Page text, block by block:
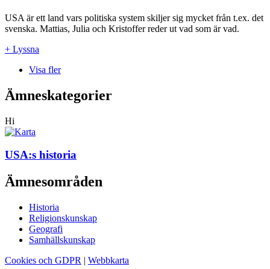
USA är ett land vars politiska system skiljer sig mycket från t.ex. det
svenska. Mattias, Julia och Kristoffer reder ut vad som är vad.
+ Lyssna
Visa fler
Ämneskategorier
Hi
USA:s historia
Ämnesområden
Historia
Religionskunskap
Geografi
Samhällskunskap
Cookies och GDPR | Webbkarta